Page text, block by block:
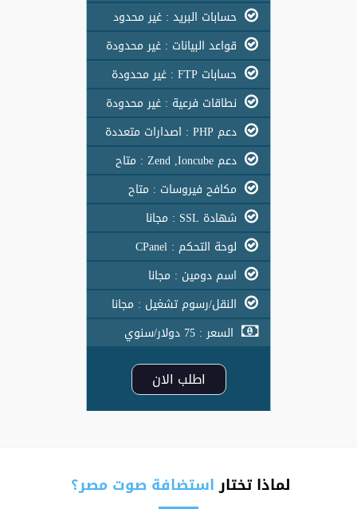
حسابات البريد : غير محدود
قواعد البيانات : غير محدودة
حسابات FTP : غير محدودة
نطاقات فرعية : غير محدودة
دعم PHP : اصدارات متعددة
دعم Zend ,Ioncube : متاح
مكافح فيروسات : متاح
شهادة SSL : مجانا
لوحة التحكم : CPanel
اسم دومين : مجانا
النقل/رسوم تشغيل : مجانا
السعر : 75 دولار/سنوي
اطلب الان
لماذا تختاراستضافة صوت مصر؟